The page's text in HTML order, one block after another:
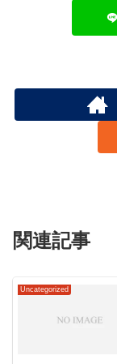
関連記事
Uncategorized